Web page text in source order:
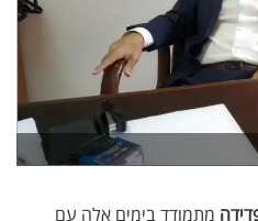
מתמודד בימים אלה עם